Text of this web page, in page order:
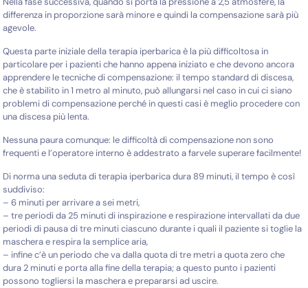
differenza in proporzione sarà minore e quindi la compensazione sarà più
agevole.
Questa parte iniziale della terapia iperbarica è la più difficoltosa in
particolare per i pazienti che hanno appena iniziato e che devono ancora
apprendere le tecniche di compensazione: il tempo standard di discesa,
che è stabilito in 1 metro al minuto, può allungarsi nel caso in cui ci siano
problemi di compensazione perché in questi casi è meglio procedere con
una discesa più lenta.
Nessuna paura comunque: le difficoltà di compensazione non sono
frequenti e l’operatore interno è addestrato a farvele superare facilmente!
Di norma una seduta di terapia iperbarica dura 89 minuti, il tempo è così
suddiviso:
– 6 minuti per arrivare a sei metri,
– tre periodi da 25 minuti di inspirazione e respirazione intervallati da due
periodi di pausa di tre minuti ciascuno durante i quali il paziente si toglie la
maschera e respira la semplice aria,
– infine c’è un periodo che va dalla quota di tre metri a quota zero che
dura 2 minuti e porta alla fine della terapia; a questo punto i pazienti
possono togliersi la maschera e prepararsi ad uscire.